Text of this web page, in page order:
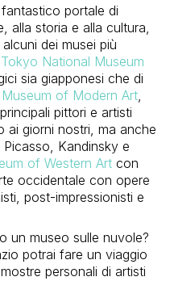
portale di
alla storia e alla cultura,
dei musei più
Tokyo National Museum
sia giapponesi che di
of Modern Art
pittori e artisti
ai giorni nostri, ma anche
Kandinsky e
of Western Art con
occidentale con opere
post-impressionisti e
un museo sulle nuvole?
potrai fare un viaggio
personali di artisti